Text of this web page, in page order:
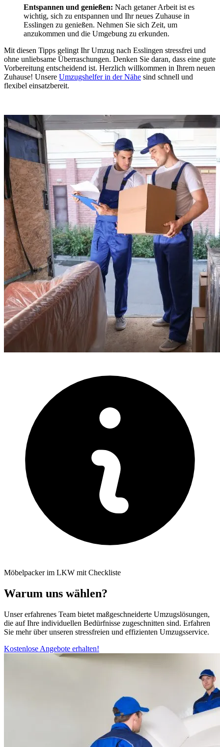
Entspannen und genießen: Nach getaner Arbeit ist es
wichtig, sich zu entspannen und Ihr neues Zuhause in
Esslingen zu genießen. Nehmen Sie sich Zeit, um
anzukommen und die Umgebung zu erkunden.
Mit diesen Tipps gelingt Ihr Umzug nach Esslingen stressfrei und
ohne unliebsame Überraschungen. Denken Sie daran, dass eine gute
Vorbereitung entscheidend ist. Herzlich willkommen in Ihrem neuen
Zuhause! Unsere Umzugshelfer in der Nähe sind schnell und
flexibel einsatzbereit.
Möbelpacker im LKW mit Checkliste
Warum uns wählen?
Unser erfahrenes Team bietet maßgeschneiderte Umzugslösungen,
die auf Ihre individuellen Bedürfnisse zugeschnitten sind. Erfahren
Sie mehr über unseren stressfreien und effizienten Umzugsservice.
Kostenlose Angebote erhalten!